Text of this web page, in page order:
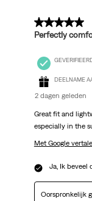
5 van 5
Perfectly
DEELNAME
2 dagen geleden
Great fit and
especially in the
Met Google
Ja, Ik beveel
Oorspronkelijk